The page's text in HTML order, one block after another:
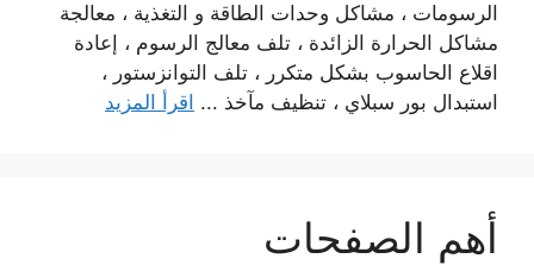
الرسومات ، مشاكل وحدات الطاقة و التغذية ، معالجة
مشاكل الحرارة الزائدة ، تلف معالج الرسوم ، إعادة
اقلاع الحاسوب بشكل متكرر ، تلف التوانزستور ،
استبدال بور سبلاي ، تنظيف مآخذ ... اقرأ المزيد
أهم الصفحات